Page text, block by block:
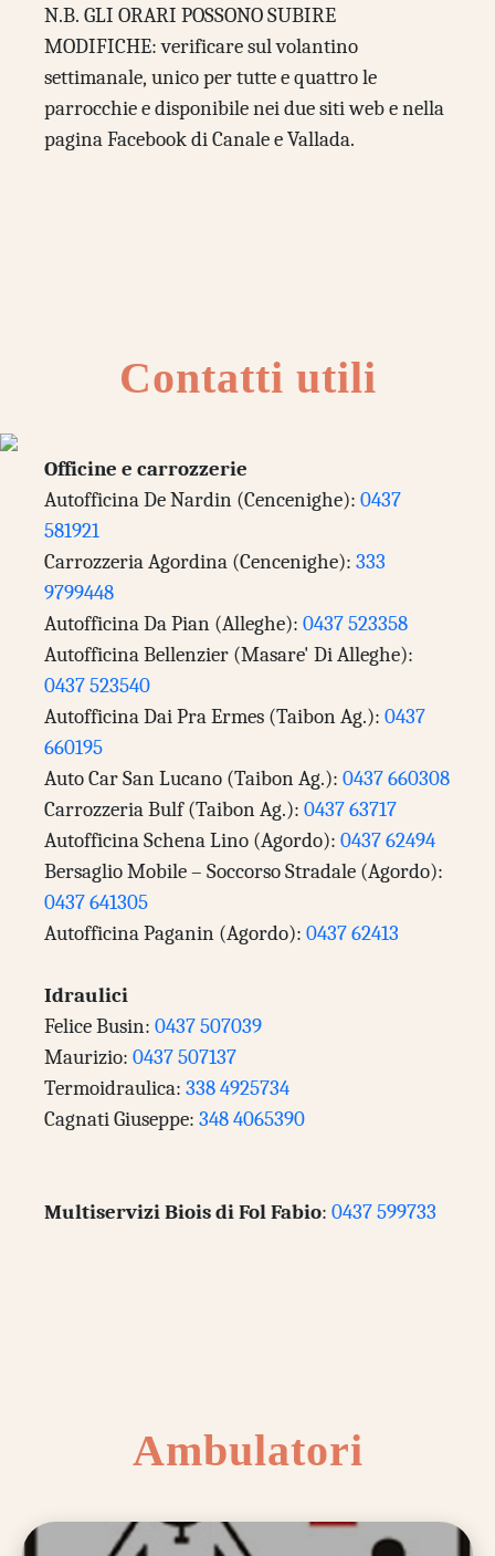
N.B. GLI ORARI POSSONO SUBIRE
MODIFICHE: verificare sul volantino
settimanale, unico per tutte e quattro le
parrocchie e disponibile nei due siti web e nella
pagina Facebook di Canale e Vallada.
Contatti utili
Officine e carrozzerie
Autofficina De Nardin (Cencenighe): 0437
581921
Carrozzeria Agordina (Cencenighe): 333
9799448
Autofficina Da Pian (Alleghe): 0437 523358
Autofficina Bellenzier (Masare' Di Alleghe):
0437 523540
Autofficina Dai Pra Ermes (Taibon Ag.): 0437
660195
Auto Car San Lucano (Taibon Ag.): 0437 660308
Carrozzeria Bulf (Taibon Ag.): 0437 63717
Autofficina Schena Lino (Agordo): 0437 62494
Bersaglio Mobile – Soccorso Stradale (Agordo):
0437 641305
Autofficina Paganin (Agordo): 0437 62413
Idraulici
Felice Busin: 0437 507039
Maurizio: 0437 507137
Termoidraulica: 338 4925734
Cagnati Giuseppe: 348 4065390
Multiservizi Biois di Fol Fabio: 0437 599733
Ambulatori